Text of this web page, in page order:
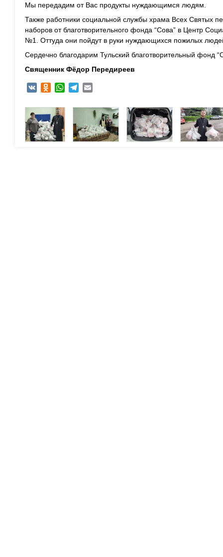
Мы передадим от Вас продукты нуждающимся людям.
Также работники социальной службы храма Всех Святых
наборов от благотворительного фонда “Сова” в Центр
№1. Оттуда они пойдут в руки нуждающихся пожилых
Сердечно благодарим Тульский благотворительный фонд
Священник Фёдор Передиреев
VK Odnoklassniki
WhatsAppTelegram